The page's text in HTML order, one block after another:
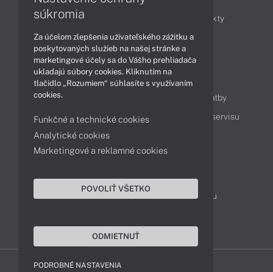
Obchodné informácie
Produkty
Technológie
Videá
Obsah
Ako nakupovať
Možnosti doručenia a platby
Podpora a servis
Servisné služby Cenník servisu
Kontakty
043 4224 771
Obchodné oddelenie
Reklamácia tovaru
súkromia
Za účelom zlepšenia užívateľského zážitku a
poskytovaných služieb na našej stránke a
marketingové účely sa do Vášho prehliadača
ukladajú súbory cookies. Kliknutím na
tlačidlo „Rozumiem“ súhlasíte s využívaním
cookies.
Funkčné a technické cookies
Analytické cookies
Marketingové a reklamné cookies
POVOLIŤ VŠETKO
ODMIETNUŤ
PODROBNÉ NASTAVENIA